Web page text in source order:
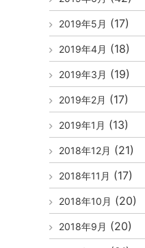
2019年5月 (17)
2019年4月 (18)
2019年3月 (19)
2019年2月 (17)
2019年1月 (13)
2018年12月 (21)
2018年11月 (17)
2018年10月 (20)
2018年9月 (20)